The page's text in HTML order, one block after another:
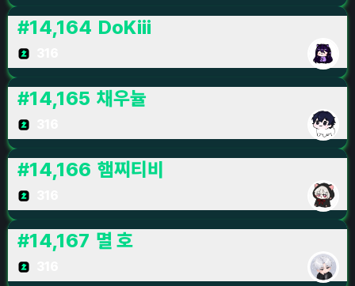
#14,164 DoKiii
#14,165 채우뉼
#14,166 햄찌티비
#14,167 멸 호